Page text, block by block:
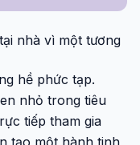
nhà vì một tương
hề phức tạp.
nhỏ trong tiêu
tiếp tham gia
tạo một hành tinh